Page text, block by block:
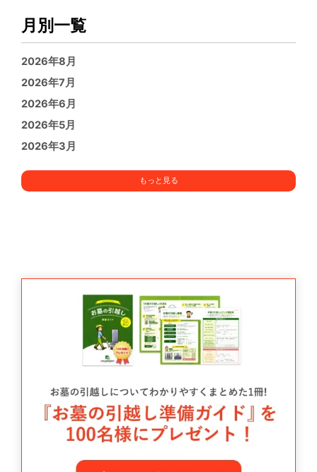
月別一覧
2026年8月
2026年7月
2026年6月
2026年5月
2026年3月
もっと見る